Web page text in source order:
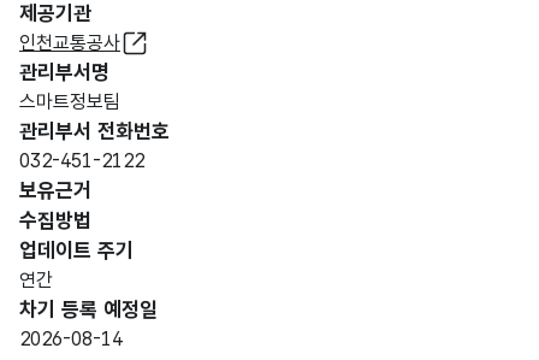
제공기관
인천교통공사
관리부서명
스마트정보팀
관리부서 전화번호
032-451-2122
보유근거
수집방법
업데이트 주기
연간
차기 등록 예정일
2026-08-14